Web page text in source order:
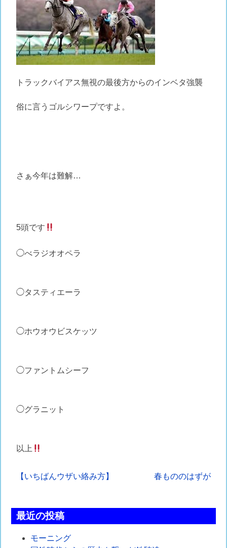
トラックバイアス無視の最後方からのインベタ強襲
俗に言うゴルシワープですよ。
さぁ今年は難解…
5頭です
◯べラジオオペラ
◯タスティエーラ
◯ホウオウビスケッツ
◯ファントムシーフ
◯グラニット
以上
投
ナ
ビ
【いちばんウザい絡み方】 春もののはずが
最近の投稿
モーニング